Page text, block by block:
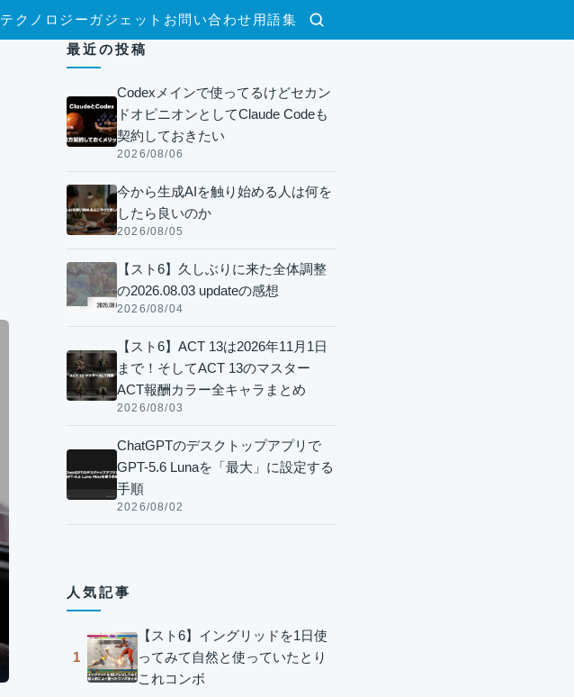
検索
テクノロジー ガジェット お問い合わせ 用語集
最近の投稿
Codexメインで使ってるけどセカン
ドオピニオンとしてClaude Codeも
契約しておきたい
2026/08/06
今から生成AIを触り始める人は何を
したら良いのか
2026/08/05
【スト6】久しぶりに来た全体調整
の2026.08.03 updateの感想
2026/08/04
【スト6】ACT 13は2026年11月1日
まで！そしてACT 13のマスター
ACT報酬カラー全キャラまとめ
2026/08/03
ChatGPTのデスクトップアプリで
GPT-5.6 Lunaを「最大」に設定する
手順
2026/08/02
人気記事
1
【スト6】イングリッドを1日使
ってみて自然と使っていたとり
これコンボ